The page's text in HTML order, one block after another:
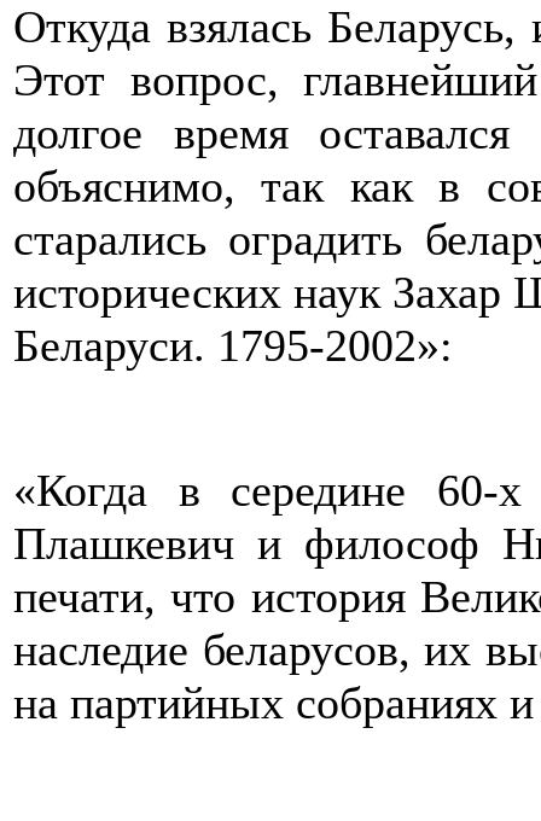
Откуда взялась
Этот вопрос,
долгое время
объяснимо, так как в
старались оградить
исторических наук Захар
Беларуси. 1795-2002»:
«Когда в середине 60-х
Плашкевич и философ
печати, что история
наследие беларусов, их
на партийных собраниях и